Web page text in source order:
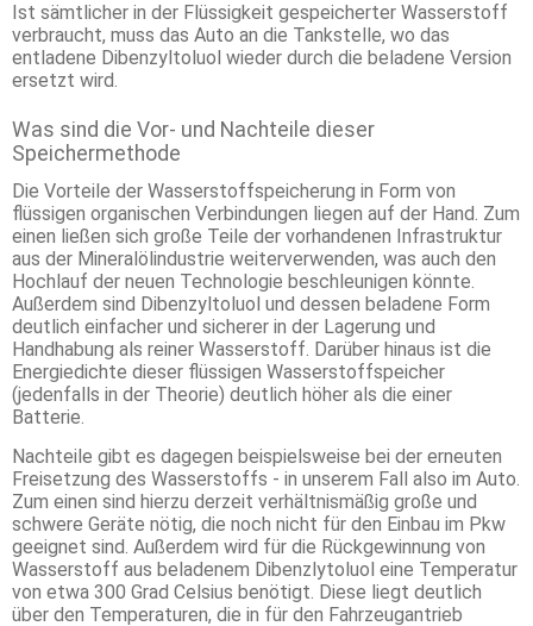
Ist sämtlicher in der Flüssigkeit gespeicherter Wasserstoff
verbraucht, muss das Auto an die Tankstelle, wo das
entladene Dibenzyltoluol wieder durch die beladene Version
ersetzt wird.
Was sind die Vor- und Nachteile dieser
Speichermethode
Die Vorteile der Wasserstoffspeicherung in Form von
flüssigen organischen Verbindungen liegen auf der Hand. Zum
einen ließen sich große Teile der vorhandenen Infrastruktur
aus der Mineralölindustrie weiterverwenden, was auch den
Hochlauf der neuen Technologie beschleunigen könnte.
Außerdem sind Dibenzyltoluol und dessen beladene Form
deutlich einfacher und sicherer in der Lagerung und
Handhabung als reiner Wasserstoff. Darüber hinaus ist die
Energiedichte dieser flüssigen Wasserstoffspeicher
(jedenfalls in der Theorie) deutlich höher als die einer
Batterie.
Nachteile gibt es dagegen beispielsweise bei der erneuten
Freisetzung des Wasserstoffs - in unserem Fall also im Auto.
Zum einen sind hierzu derzeit verhältnismäßig große und
schwere Geräte nötig, die noch nicht für den Einbau im Pkw
geeignet sind. Außerdem wird für die Rückgewinnung von
Wasserstoff aus beladenem Dibenzlytoluol eine Temperatur
von etwa 300 Grad Celsius benötigt. Diese liegt deutlich
über den Temperaturen, die in für den Fahrzeugantrieb